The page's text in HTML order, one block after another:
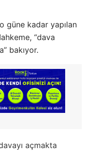
güne kadar yapılan
“dava
bakıyor.
açmakta